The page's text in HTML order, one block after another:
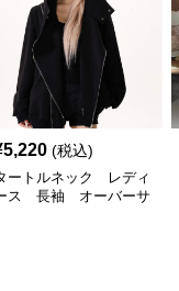
5,220 (税込)
ートルネック レディ
ス 長袖 オーバーサ